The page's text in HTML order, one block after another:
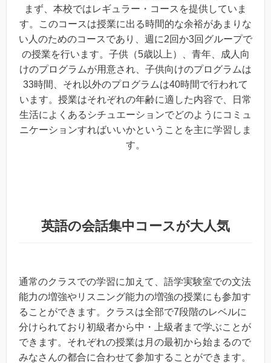
まず、本校ではレギュラー・コースを提供していま
す。このコースは授業に出る時間的な余裕があまりな
い人のためのコースであり、週に2回か3回グループで
の授業を行います。子供（5歳以上）、青年、成人向
けのプログラムが用意され、子供向けのプログラムは
33時間、それ以外のプログラムは40時間で行われて
います。授業はそれぞれの年齢に適した内容で、日常
生活によくあるシチュエーションでどのようにコミュ
ニケーションすればいいかということを主に学習しま
す。
英語の会話集中コースが大人気
通常のクラスでの学習に加えて、語学実験室での文法
能力の増強やリスニング能力の増強の授業にも参加す
ることができます。クラスは全部で7段階のレベルに
分けられており初級者から中・上級者まで学ぶことが
できます。それぞれの授業は月の最初から始まるので
みなさんの都合に合わせて参加することができます。